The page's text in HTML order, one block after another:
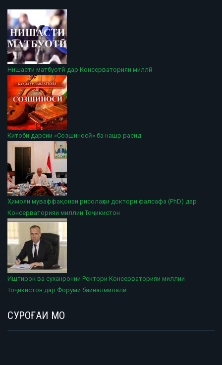
Нишасти матбуотӣ дар Консерваторияи миллӣ
Китоби дарсии «Созшиносӣ» ба нашр расид
Ҳимояи муваффақонаи рисолаҳои доктори фалсафа (PhD) дар
Консерваторияи миллии Тоҷикистон
Иштирок ва суханронии Ректори Консерваторияи миллии
Тоҷикистон дар Форуми байналмилалӣ
СУРОҒАИ МО